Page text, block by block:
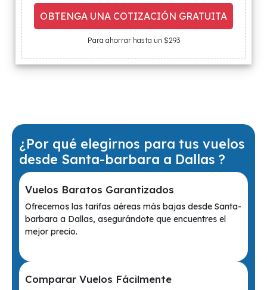
OBTENGA UNA COTIZACIÓN GRATUITA
Para ahorrar hasta un $293
¿Por qué elegirnos para tus vuelos
desde Santa-barbara a Dallas ?
Vuelos Baratos Garantizados
Ofrecemos las tarifas aéreas más bajas desde Santa-
barbara a Dallas, asegurándote que encuentres el
mejor precio.
Comparar Vuelos Fácilmente